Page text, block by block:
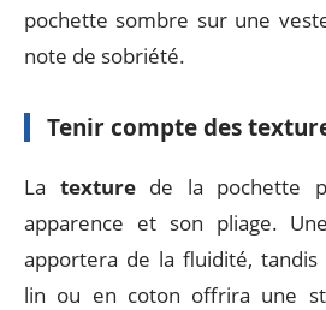
pochette sombre sur une
note de sobriété.
Tenir compte des
La texturede la pochette
apparence et son pliage.
apportera de la fluidité, tandis
lin ou en coton offrira une